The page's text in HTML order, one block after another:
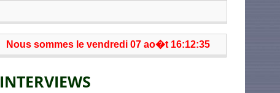
Nous sommes le vendredi 07 ao�t 16:12:35
INTERVIEWS